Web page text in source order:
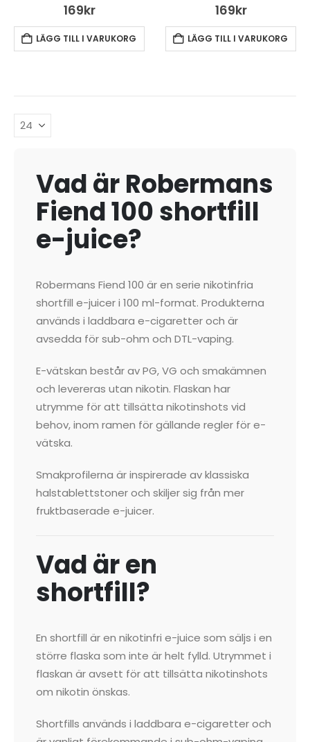
169kr
LÄGG TILL I VARUKORG
169kr
LÄGG TILL I VARUKORG
Vad är Robermans
Fiend 100 shortfill
e-juice?
Robermans Fiend 100 är en serie nikotinfria
shortfill e-juicer i 100 ml-format. Produkterna
används i laddbara e-cigaretter och är
avsedda för sub-ohm och DTL-vaping.
E-vätskan består av PG, VG och smakämnen
och levereras utan nikotin. Flaskan har
utrymme för att tillsätta nikotinshots vid
behov, inom ramen för gällande regler för e-
vätska.
Smakprofilerna är inspirerade av klassiska
halstablettstoner och skiljer sig från mer
fruktbaserade e-juicer.
Vad är en
shortfill?
En shortfill är en nikotinfri e-juice som säljs i en
större flaska som inte är helt fylld. Utrymmet i
flaskan är avsett för att tillsätta nikotinshots
om nikotin önskas.
Shortfills används i laddbara e-cigaretter och